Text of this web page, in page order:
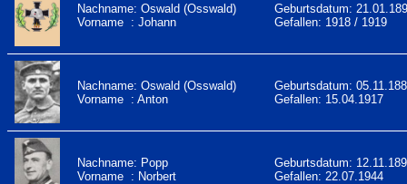
Nachname: Oswald (Osswald)
Vorname : Johann
Geburtsdatum:
Gefallen: 1918 / 1919
Nachname: Oswald (Osswald)
Vorname : Anton
Geburtsdatum:
Gefallen: 15.04.1917
Nachname: Popp
Vorname : Norbert
Geburtsdatum:
Gefallen: 22.07.1944